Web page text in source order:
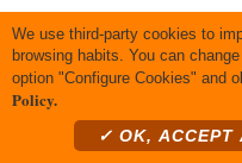
julio 2010
junio 2010
mayo 2010
We use third-party cookies to
browsing habits. You can
option "Configure Cookies" and
Policy.
✓ OK, ACCEPT